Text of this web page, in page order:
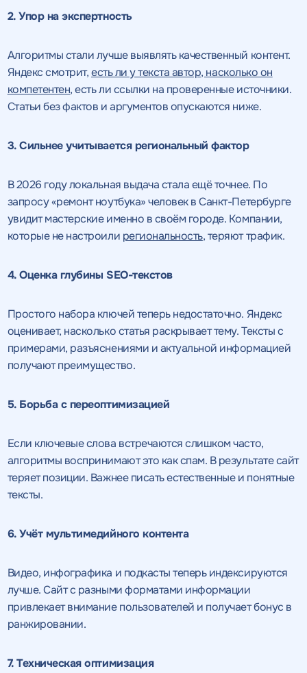
2. Упор на экспертность
Алгоритмы стали лучше выявлять качественный контент.
Яндекс смотрит,есть ли у текста автор, насколько он
компетентен, есть ли ссылки на проверенные источники.
Статьи без фактов и аргументов опускаются ниже.
3. Сильнее учитывается региональный фактор
В 2026 году локальная выдача стала ещё точнее. По
запросу «ремонт ноутбука» человек в Санкт-Петербурге
увидит мастерские именно в своём городе. Компании,
которые не настроили региональность, теряют трафик.
4. Оценка глубины SEO-текстов
Простого набора ключей теперь недостаточно. Яндекс
оценивает, насколько статья раскрывает тему. Тексты с
примерами, разъяснениями и актуальной информацией
получают преимущество.
5. Борьба с переоптимизацией
Если ключевые слова встречаются слишком часто,
алгоритмы воспринимают это как спам. В результате сайт
теряет позиции. Важнее писать естественные и понятные
тексты.
6. Учёт мультимедийного контента
Видео, инфографика и подкасты теперь индексируются
лучше. Сайт с разными форматами информации
привлекает внимание пользователей и получает бонус в
ранжировании.
7. Техническая оптимизация